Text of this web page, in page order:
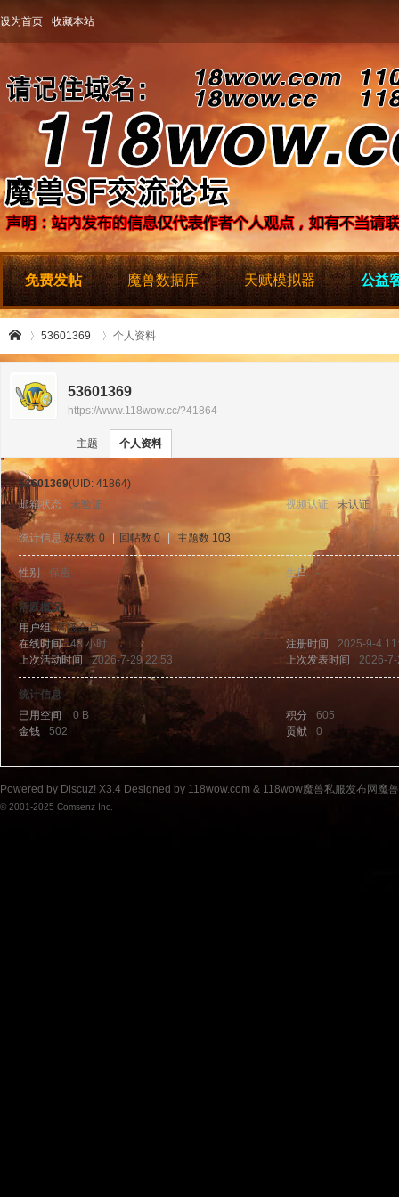
设为首页 收藏本站
免费发帖 魔兽数据库 天赋模拟器 公益
8w
53601369
›
个人资料
53601369
https://www.118wow.cc/?41864
主题 个人资料
53601369(UID: 41864)
邮箱状态
未验证 视频认证 未认证
统计信息 好友数 0 回帖数 0 主题数 103
性别 保密 生日 -
活跃概况
用户组高级会员
在线时间
48 小时 注册时间
2025-9-4
上次活动时间
2026-7-29 22:53 上次发表时间 2026-
统计信息
已用空间
0 B 积分
605
金钱
502 贡献 0
Powered by Discuz! X3.4 Designed by 118wow.com & 118wow魔兽私服发布网魔
© 2001-2025 Comsenz Inc.